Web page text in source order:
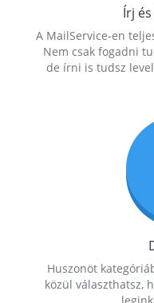
Írj
A MailService-en
Nem csak fogadni
de írni is tudsz
Huszonöt
közül választhatsz,